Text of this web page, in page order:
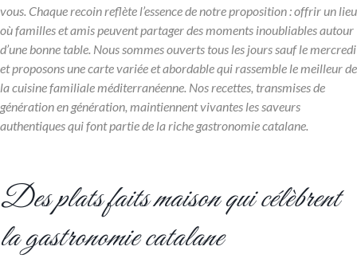
vous. Chaque recoin reflète l’essence de notre proposition : offrir un lieu
où familles et amis peuvent partager des moments inoubliables autour
d’une bonne table. Nous sommes ouverts tous les jours sauf le mercredi
et proposons une carte variée et abordable qui rassemble le meilleur de
la cuisine familiale méditerranéenne. Nos recettes, transmises de
génération en génération, maintiennent vivantes les saveurs
authentiques qui font partie de la riche gastronomie catalane.
Des plats faits maison qui célèbrent
la gastronomie catalane